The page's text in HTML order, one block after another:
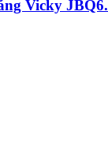
Vicky